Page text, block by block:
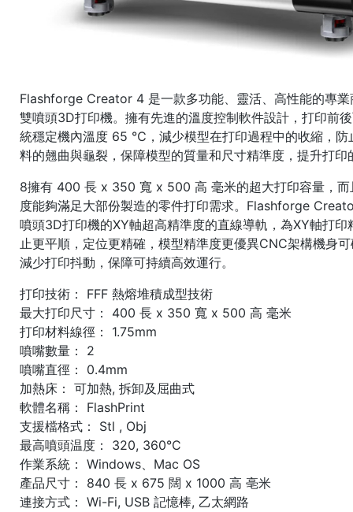
Flashforge Creator 4 是一款多功能、靈活、高性能的專業
雙噴頭3D打印機。擁有先進的溫度控制軟件設計，打印前
統穩定機內溫度 65 ℃，減少模型在打印過程中的收縮，防
料的翹曲與龜裂，保障模型的質量和尺寸精準度，提升打印
8擁有 400 長 x 350 寬 x 500 高 毫米的超大打印容量，
度能夠滿足大部份製造的零件打印需求。Flashforge
噴頭3D打印機的XY軸超高精準度的直線導軌，為XY軸打
止更平順，定位更精確，模型精準度更優異CNC架構機身
減少打印抖動，保障可持續高效運行。
打印技術： FFF 熱熔堆積成型技術
最大打印尺寸： 400 長 x 350 寬 x 500 高 毫米
打印材料線徑： 1.75mm
噴嘴數量： 2
噴嘴直徑： 0.4mm
加熱床： 可加熱, 拆卸及屈曲式
軟體名稱： FlashPrint
支援檔格式： Stl , Obj
最高噴頭温度： 320, 360°C
作業系統： Windows、Mac OS
產品尺寸： 840 長 x 675 闊 x 1000 高 亳米
連接方式： Wi-Fi, USB 記憶棒, 乙太網路